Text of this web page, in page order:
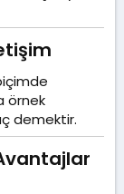
örnek
demektir.